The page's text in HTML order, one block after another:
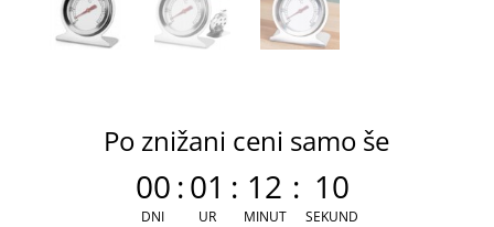
Po znižani ceni samo še
00
DNI
:01
UR
: 12
MINUT
: 10
SEKUND